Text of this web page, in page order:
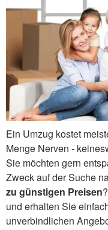
Ein Umzug kostet
Menge Nerven -
Sie möchten gern
Zweck auf der Suche
zu günstigen Preisen
und erhalten Sie
unverbindlichen